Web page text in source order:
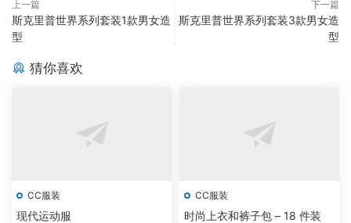
上一篇
斯克里普世界系列套装1款男女造
型
下一篇
斯克里普世界系列套装3款男女造
型
猜你喜欢
CC服装
现代运动服
CC服装
时尚上衣和裤子包 – 18 件装